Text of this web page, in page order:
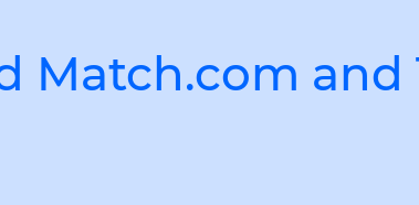
Match.com and